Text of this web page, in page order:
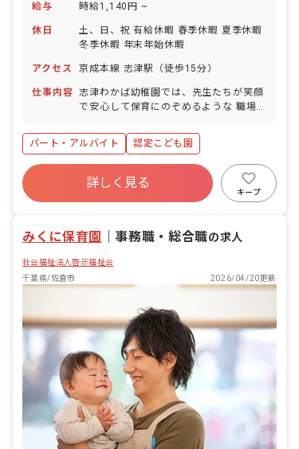
給与 時給1,140円 ~
休日
土、日、祝 有給休暇 春季休暇 夏季休暇
冬季休暇 年末年始休暇
アクセス 京成本線 志津駅（徒歩15分）
仕事内容 志津わかば幼稚園では、先生たちが笑顔
で安心して保育にのぞめるような 職場環
が『楽しい』はもちろんですが、先生た
ちにも『楽しい』と感じられる雰囲気を
心がけ、 日々一緒に悩み、成長していけ
るような園でありたいと願っています。
これからの未来に羽ばたく子どもたちの
パート・アルバイト 認定こども園
詳しく見る
キープ
みくに保育園 ｜事務職・総合職の求人
社会福祉法人啓示福祉会
千葉県/佐倉市
2026/04/20更新